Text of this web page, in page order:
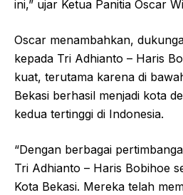
ini,” ujar Ketua Panitia Oscar
Oscar menambahkan,
kepada Tri Adhianto – Haris
kuat, terutama karena di
Bekasi berhasil menjadi kota
kedua tertinggi di Indonesia.
“Dengan berbagai
Tri Adhianto – Haris Bobihoe
Kota Bekasi. Mereka telah